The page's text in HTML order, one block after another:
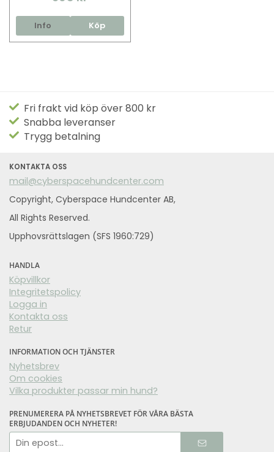
Info Köp
Fri frakt vid köp över 800 kr
Snabba leveranser
Trygg betalning
KONTAKTA OSS
mail@cyberspacehundcenter.com
Copyright, Cyberspace Hundcenter AB,
All Rights Reserved.
Upphovsrättslagen (SFS 1960:729)
HANDLA
Köpvillkor
Integritetspolicy
Logga in
Kontakta oss
Retur
INFORMATION OCH TJÄNSTER
Nyhetsbrev
Om cookies
Vilka produkter passar min hund?
PRENUMERERA PÅ NYHETSBREVET FÖR VÅRA BÄSTA
ERBJUDANDEN OCH NYHETER!
E-
postadress